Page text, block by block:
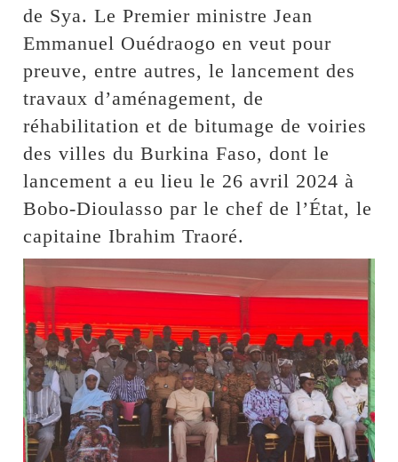
de Sya. Le Premier ministre Jean
Emmanuel Ouédraogo en veut pour
preuve, entre autres, le lancement des
travaux d’aménagement, de
réhabilitation et de bitumage de voiries
des villes du Burkina Faso, dont le
lancement a eu lieu le 26 avril 2024 à
Bobo-Dioulasso par le chef de l’État, le
capitaine Ibrahim Traoré.